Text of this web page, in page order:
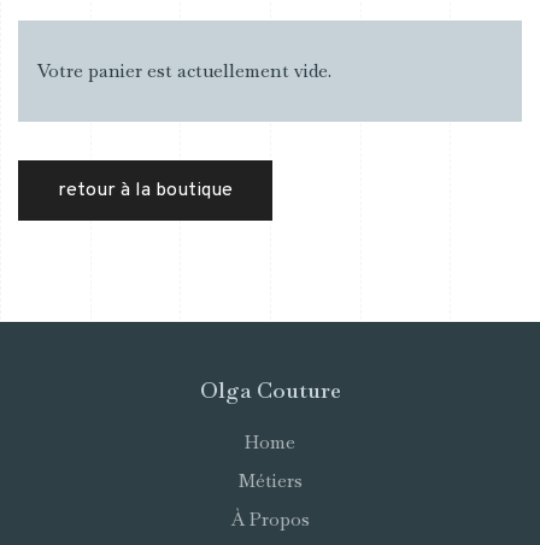
Votre panier est actuellement vide.
retour à la boutique
Olga Couture
Home
Métiers
À Propos